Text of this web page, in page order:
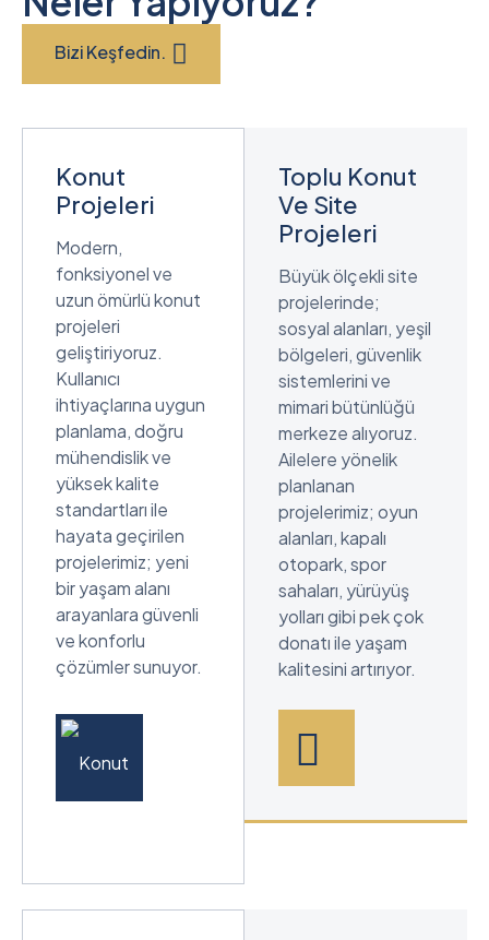
Bizi Keşfedin.
Konut
Projeleri
Modern,
fonksiyonel ve
uzun ömürlü konut
projeleri
geliştiriyoruz.
Kullanıcı
ihtiyaçlarına uygun
planlama, doğru
mühendislik ve
yüksek kalite
standartları ile
hayata geçirilen
projelerimiz; yeni
bir yaşam alanı
arayanlara güvenli
ve konforlu
çözümler sunuyor.
Toplu Konut
Ve Site
Projeleri
Büyük ölçekli site
projelerinde;
sosyal alanları, yeşil
bölgeleri, güvenlik
sistemlerini ve
mimari bütünlüğü
merkeze alıyoruz.
Ailelere yönelik
planlanan
projelerimiz; oyun
alanları, kapalı
otopark, spor
sahaları, yürüyüş
yolları gibi pek çok
donatı ile yaşam
kalitesini artırıyor.